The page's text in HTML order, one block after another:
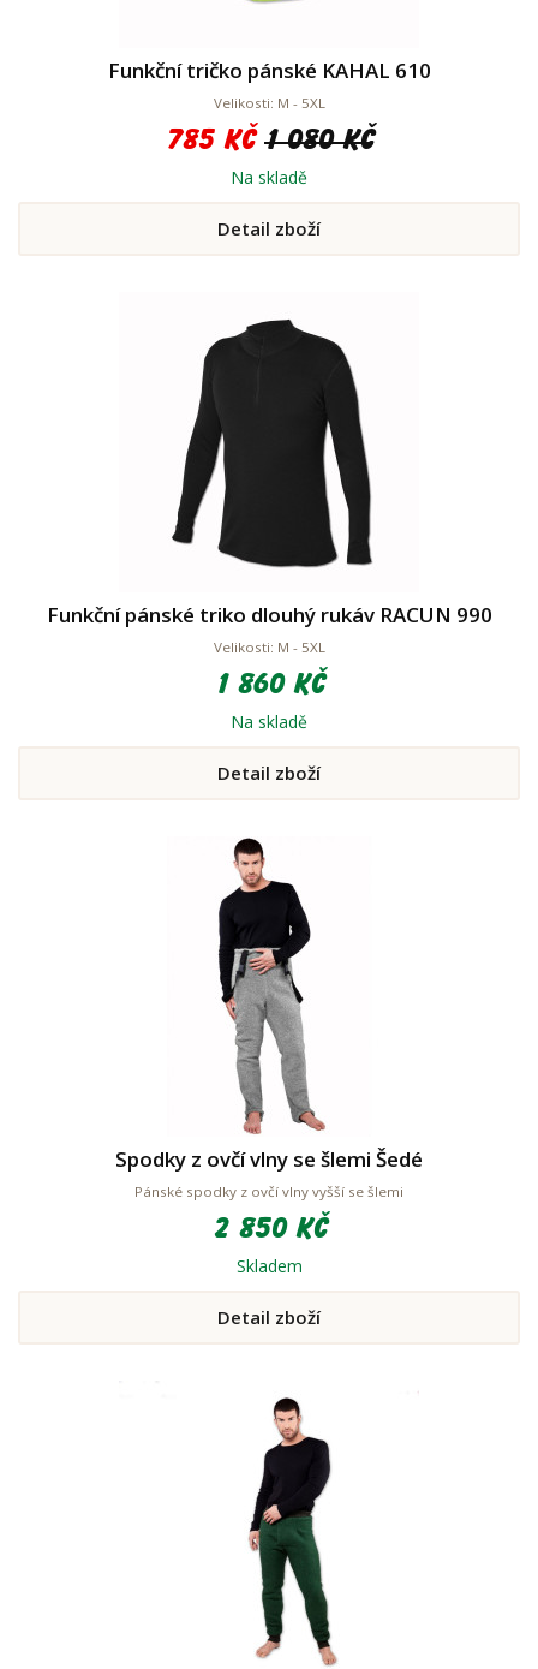
Funkční tričko pánské KAHAL 610
Velikosti: M - 5XL
785 Kč 1 080 Kč
Na skladě
Detail zboží
Funkční pánské triko dlouhý rukáv RACUN 990
Velikosti: M - 5XL
1 860 Kč
Na skladě
Detail zboží
Spodky z ovčí vlny se šlemi Šedé
Pánské spodky z ovčí vlny vyšší se šlemi
2 850 Kč
Skladem
Detail zboží